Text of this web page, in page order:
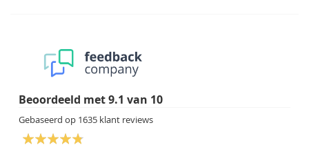
Beoordeeld met9.1 van 10
Gebaseerd op 1635 klant reviews